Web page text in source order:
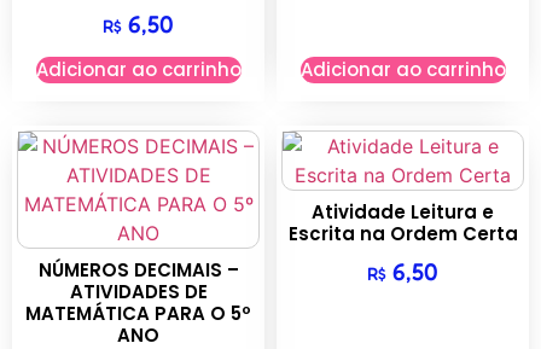
R$ 6,50
Adicionar ao carrinho Adicionar ao carrinho
NÚMEROS DECIMAIS –
ATIVIDADES DE
MATEMÁTICA PARA O 5º
ANO
Atividade Leitura e
Escrita na Ordem Certa
R$ 6,50